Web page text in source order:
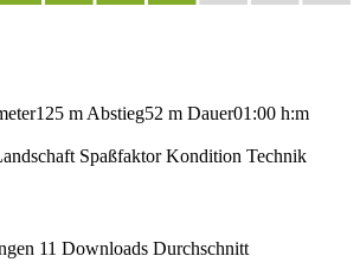
125 m Abstieg52 m Dauer01:00 h:m
Spaßfaktor Kondition Technik
11 Downloads Durchschnitt